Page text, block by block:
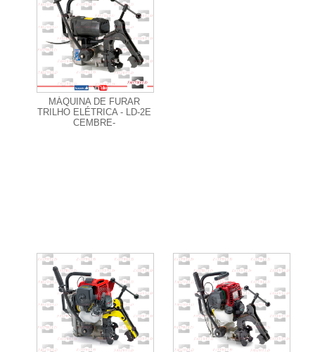
+ Informações
MÁQUINA DE FURAR
TRILHO ELÉTRICA - LD-2E
CEMBRE-
+ Informações + Informações